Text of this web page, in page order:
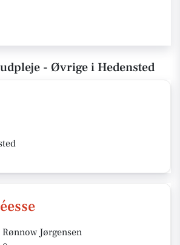
- Øvrige i Hedensted
Jørgensen